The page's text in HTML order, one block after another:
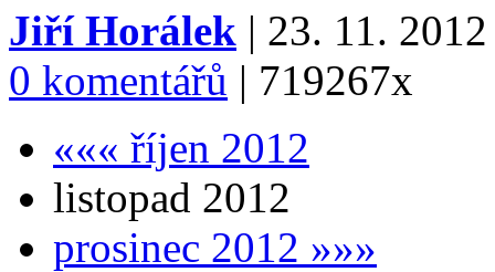
Jiří Horálek | 23. 11.
0 komentářů | 719267x
««« říjen 2012
listopad 2012
prosinec 2012 »»»